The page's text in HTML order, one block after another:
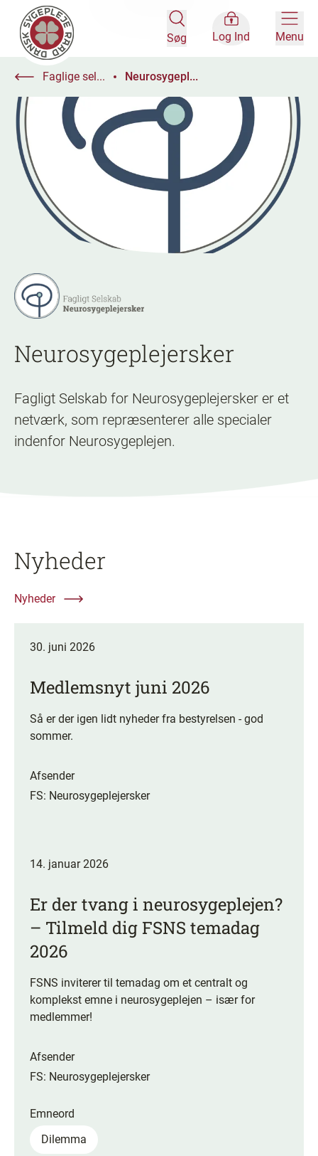
Søg Log Ind Menu
Faglige sel... Neurosygepl...
Neurosygeplejersker
Fagligt Selskab for Neurosygeplejersker er et
netværk, som repræsenterer alle specialer
indenfor Neurosygeplejen.
Nyheder
Nyheder
30. juni 2026
Medlemsnyt juni 2026
Så er der igen lidt nyheder fra bestyrelsen - god
sommer.
Afsender
FS: Neurosygeplejersker
14. januar 2026
Er der tvang i neurosygeplejen?
– Tilmeld dig FSNS temadag
2026
FSNS inviterer til temadag om et centralt og
komplekst emne i neurosygeplejen – især for
medlemmer!
Afsender
FS: Neurosygeplejersker
Emneord
Dilemma